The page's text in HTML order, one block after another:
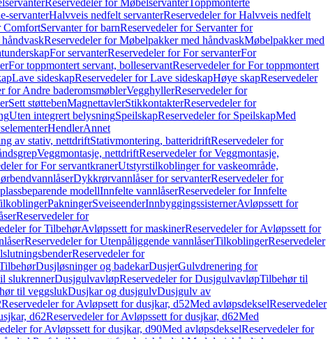
Reservedeler for MøbelservanterToppmonterte
servanterHalvveis nedfelt servanterReservedeler for Halvveis nedfelt
ComfortServanter for barnReservedeler for Servanter for
Reservedeler for Møbelpakker med håndvaskMøbelpakker med
For servanterReservedeler for For servanterFor
For toppmontert servant, bolleservantReservedeler for For toppmontert
Lave sideskapReservedeler for Lave sideskapHøye skapReservedeler
for Andre baderomsmøblerVegghyllerReservedeler for
Sett støttebenMagnettavlerStikkontakterReservedeler for
Uten integrert belysningSpeilskapReservedeler for SpeilskapMed
HendlerAnnet
av stativ, nettdriftStativmontering, batteridriftReservedeler for
Veggmontasje, nettdriftReservedeler for Veggmontasje,
for For servantkranerUtstyrstilkoblinger for vaskeområde,
Dykkrørvannlåser for servanterReservedeler for
modellInnfelte vannlåserReservedeler for Innfelte
PakningerSveiseenderInnbyggingssisternerAvløpssett for
Reservedeler for
for TilbehørAvløpssett for maskinerReservedeler for Avløpssett for
Reservedeler for Utenpåliggende vannlåserTilkoblingerReservedeler
Reservedeler for
Dusjløsninger og badekarDusjerGulvdrenering for
slukrennerDusjgulvavløpReservedeler for DusjgulvavløpTilbehør til
til veggslukDusjkar og dusjgulvDusjgulv av
Reservedeler for Avløpsett for dusjkar, d52Med avløpsdekselReservedeler
d62Reservedeler for Avløpssett for dusjkar, d62Med
for Avløpssett for dusjkar, d90Med avløpsdekselReservedeler for